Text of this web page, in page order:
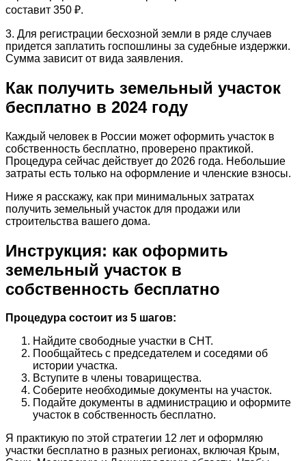
составит 350 ₽.
3. Для регистрации бесхозной земли в ряде случаев
придется заплатить госпошлины за судебные издержки.
Сумма зависит от вида заявления.
Как получить земельный участок
бесплатно в 2024 году
Каждый человек в России может оформить участок в
собственность бесплатно, проверено практикой.
Процедура сейчас действует до 2026 года. Небольшие
затраты есть только на оформление и членские взносы.
Ниже я расскажу, как при минимальных затратах
получить земельный участок для продажи или
строительства вашего дома.
Инструкция: как оформить
земельный участок в
собственность бесплатно
Процедура состоит из 5 шагов:
Найдите свободные участки в СНТ.
Пообщайтесь с председателем и соседями об
истории участка.
Вступите в члены товарищества.
Соберите необходимые документы на участок.
Подайте документы в администрацию и оформите
участок в собственность бесплатно.
Я практикую по этой стратегии 12 лет и оформляю
участки бесплатно в разных регионах, включая Крым,